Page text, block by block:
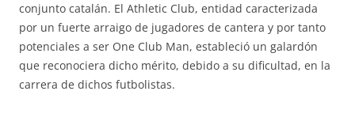
conjunto catalán. El Athletic Club, entidad caracterizada
por un fuerte arraigo de jugadores de cantera y por tanto
potenciales a ser One Club Man, estableció un galardón
que reconociera dicho mérito, debido a su dificultad, en la
carrera de dichos futbolistas.